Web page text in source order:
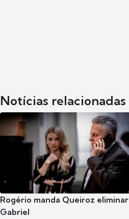
Notícias relacionadas
Rogério manda Queiroz eliminar
Gabriel